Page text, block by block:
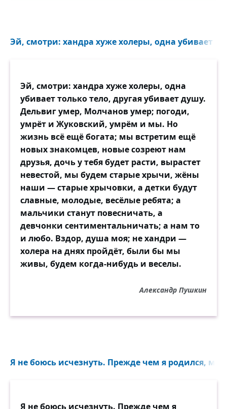
Эй, смотри: хандра хуже холеры, одна убивает
Эй, смотри: хандра хуже холеры, одна
убивает только тело, другая убивает душу.
Дельвиг умер, Молчанов умер; погоди,
умрёт и Жуковский, умрём и мы. Но
жизнь всё ещё богата; мы встретим ещё
новых знакомцев, новые созреют нам
друзья, дочь у тебя будет расти, вырастет
невестой, мы будем старые хрычи, жёны
наши — старые хрычовки, а детки будут
славные, молодые, весёлые ребята; а
мальчики станут повесничать, а
девчонки сентиментальничать; а нам то
и любо. Вздор, душа моя; не хандри —
холера на днях пройдёт, были бы мы
живы, будем когда-нибудь и веселы.
Александр Пушкин
Я не боюсь исчезнуть. Прежде чем я родился,
Я не боюсь исчезнуть. Прежде чем я